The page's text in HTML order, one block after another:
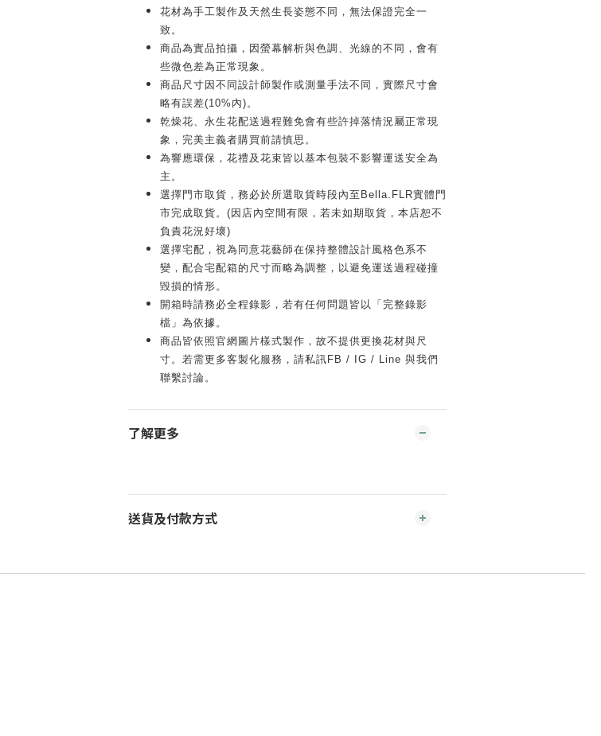
花材為手工製作及天然生長姿態不同，無法保證完全一
致。
商品為實品拍攝，因螢幕解析與色調、光線的不同，會有
些微色差為正常現象。
商品尺寸因不同設計師製作或測量手法不同，實際尺寸會
略有誤差(10%內)。
乾燥花、永生花配送過程難免會有些許掉落情況屬正常現
象，完美主義者購買前請慎思。
為響應環保，花禮及花束皆以基本包裝不影響運送安全為
主。
選擇門市取貨，務必於所選取貨時段內至Bella.FLR實體門
市完成取貨。(因店內空間有限，若未如期取貨，本店恕不
負責花況好壞)
選擇宅配，視為同意花藝師在保持整體設計風格色系不
變，配合宅配箱的尺寸而略為調整，以避免運送過程碰撞
毀損的情形。
開箱時請務必全程錄影，若有任何問題皆以「完整錄影
檔」為依據。
商品皆依照官網圖片樣式製作，故不提供更換花材與尺
寸。若需更多客製化服務，請私訊FB / IG / Line 與我們
聯繫討論。
了解更多
送貨及付款方式